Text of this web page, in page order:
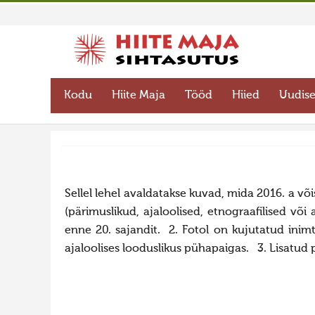
Kodu Hiite Maja Tööd Hiied
Sellel lehel avaldatakse kuvad, mida 2016. a
(pärimuslikud, ajaloolised, etnograafilised
enne 20. sajandit. 2. Fotol on kujutatud
ajaloolises looduslikus pühapaigas. 3.